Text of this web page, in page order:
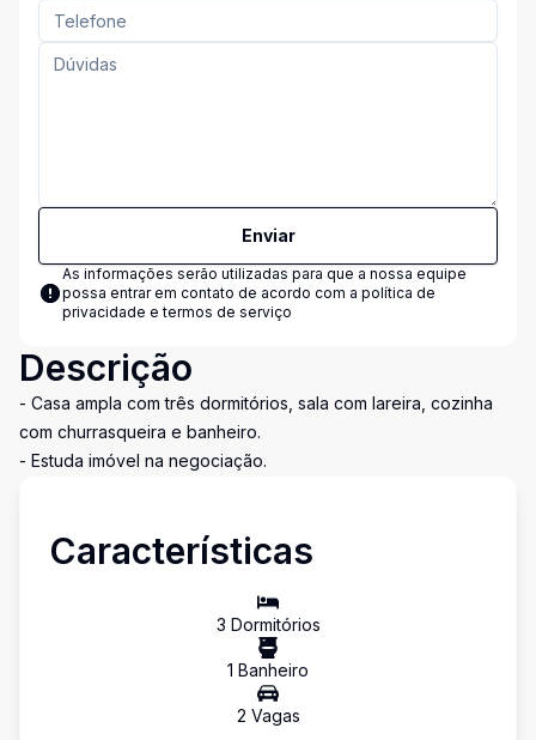
Enviar
As informações serão utilizadas para que a nossa equipe
possa entrar em contato de acordo com a política de
privacidade e termos de serviço
Descrição
- Casa ampla com três dormitórios, sala com lareira, cozinha
com churrasqueira e banheiro.
- Estuda imóvel na negociação.
Características
3 Dormitórios
1 Banheiro
2 Vagas